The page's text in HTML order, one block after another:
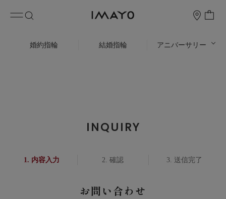
婚約指輪 結婚指輪 アニバーサリー
INQUIRY
内容入力 確認 送信完了
お問い合わせ